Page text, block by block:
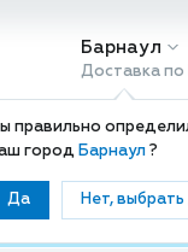
Барнаул
Доставка по
правильно
город Барнаул?
Да Нет,
Декоративная